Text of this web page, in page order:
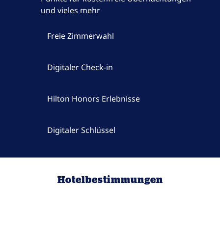
und vieles mehr
Freie Zimmerwahl
Digitaler Check-in
Hilton Honors Erlebnisse
Digitaler Schlüssel
Hotelbestimmungen